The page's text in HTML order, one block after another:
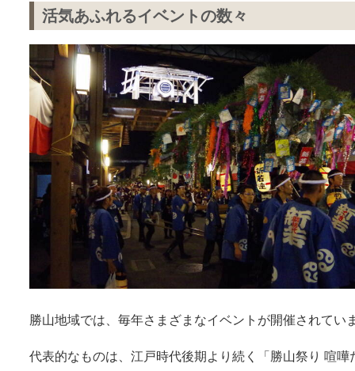
活気あふれるイベントの数々
勝山地域では、毎年さまざまなイベントが開催されてい
代表的なものは、江戸時代後期より続く「勝山祭り 喧嘩